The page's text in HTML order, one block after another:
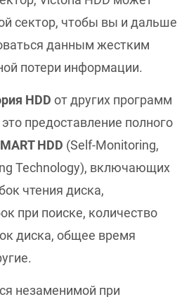
сектор, чтобы вы и дальше
данным жестким
потери информации.
HDD от других программ
предоставление полного
HDD (Self-Monitoring,
Technology), включающих
чтения диска,
при поиске, количество
диска, общее время
незаменимой при